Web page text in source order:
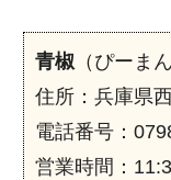
青椒 （ぴーまん
住所：兵庫県
電話番号：
営業時間：